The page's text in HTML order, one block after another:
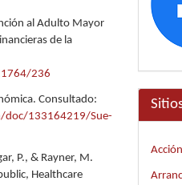
al Adulto Mayor
de la
236
Consultado:
133164219/Sue-
P., & Rayner, M.
Healthcare